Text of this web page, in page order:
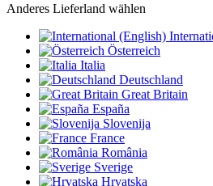
Anderes Lieferland wählen
Österreich
Italia
Deutschland
Great Britain
España
Slovenija
France
România
Sverige
Hrvatska